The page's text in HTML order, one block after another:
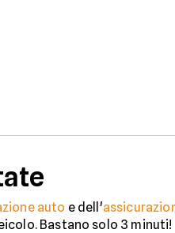
auto e dell'
Bastano solo 3 minuti!